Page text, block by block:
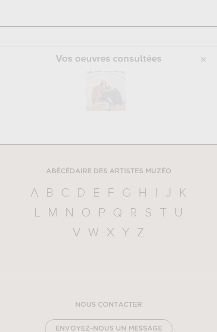
Vos oeuvres consultées
ABÉCÉDAIRE DES ARTISTES MUZÉO
A B C D E F G H I J
K
L
M N O P Q R S T
U
V
W X Y Z
NOUS CONTACTER
ENVOYEZ-NOUS UN MESSAGE